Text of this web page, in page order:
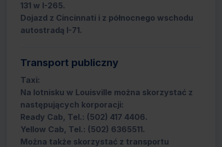
131 w I-265.
Dojazd z Cincinnati i z północnego wschodu
autostradą I-71.
Transport publiczny
Taxi:
Na lotnisku w Louisville można skorzystać z
następujących korporacji:
Ready Cab, Tel.: (502) 417 4406.
Yellow Cab, Tel.: (502) 6365511.
Można także skorzystać z transportu